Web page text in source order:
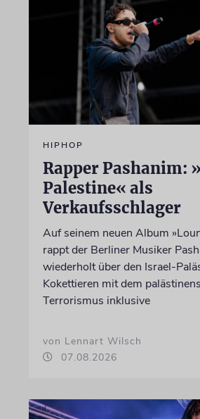
HIPHOP
Rapper Pashanim:
Palestine« als
Verkaufsschlager
Auf seinem neuen Album
rappt der Berliner Musiker
wiederholt über den Israel-
Kokettieren mit dem
Terrorismus inklusive
von Lennart Wilsch
07.08.2026